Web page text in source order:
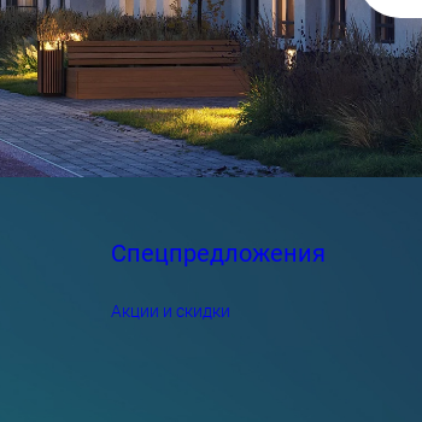
Спецпредложения
Акции и скидки